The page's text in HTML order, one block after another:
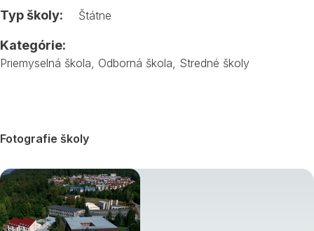
Typ školy: Štátne
Kategórie:
Priemyselná škola, Odborná škola, Stredné školy
Fotografie školy